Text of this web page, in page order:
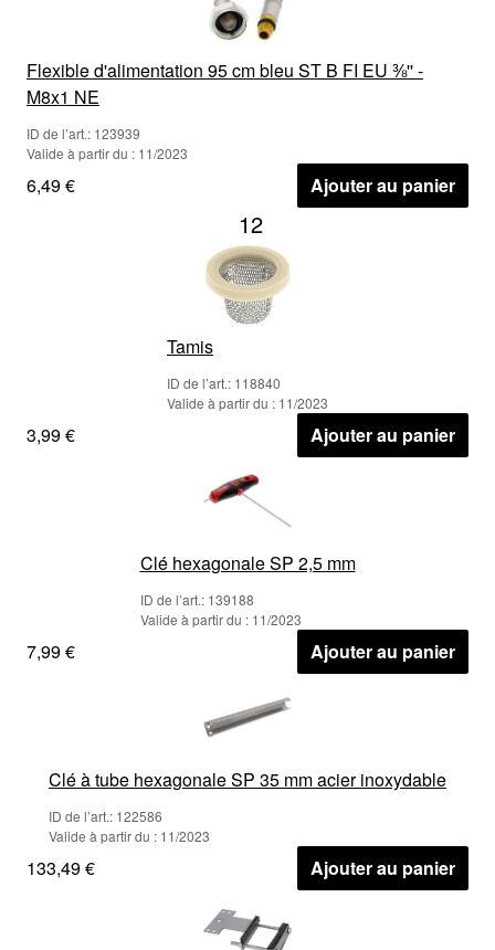
Flexible d'alimentation 95 cm bleu ST B FI EU ⅜'' -
M8x1 NE
ID de l’art.: 123939
Valide à partir du : 11/2023
6,49 € Ajouter au panier
12
Tamis
ID de l’art.: 118840
Valide à partir du : 11/2023
3,99 € Ajouter au panier
Clé hexagonale SP 2,5 mm
ID de l’art.: 139188
Valide à partir du : 11/2023
7,99 € Ajouter au panier
Clé à tube hexagonale SP 35 mm acier inoxydable
ID de l’art.: 122586
Valide à partir du : 11/2023
133,49 € Ajouter au panier